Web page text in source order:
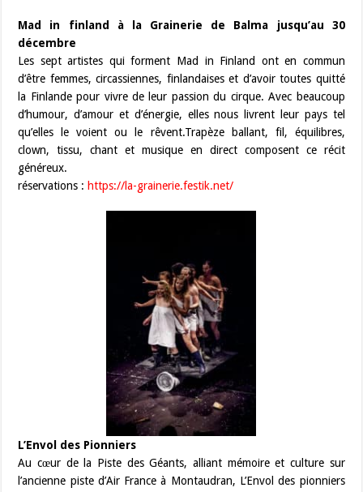
Mad in finland à la Grainerie de Balma jusqu’au 30
décembre
Les sept artistes qui forment Mad in Finland ont en commun
d’être femmes, circassiennes, finlandaises et d’avoir toutes quitté
la Finlande pour vivre de leur passion du cirque. Avec beaucoup
d’humour, d’amour et d’énergie, elles nous livrent leur pays tel
qu’elles le voient ou le rêvent.Trapèze ballant, fil, équilibres,
clown, tissu, chant et musique en direct composent ce récit
généreux.
réservations : https://la-grainerie.festik.net/
L’Envol des Pionniers
Au cœur de la Piste des Géants, alliant mémoire et culture sur
l’ancienne piste d’Air France à Montaudran, L’Envol des pionniers